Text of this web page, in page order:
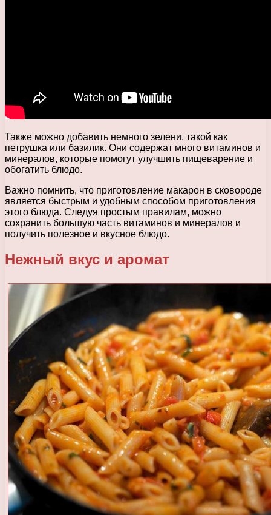
Также можно добавить немного зелени, такой как
петрушка или базилик. Они содержат много витаминов и
минералов, которые помогут улучшить пищеварение и
обогатить блюдо.
Важно помнить, что приготовление макарон в сковороде
является быстрым и удобным способом приготовления
этого блюда. Следуя простым правилам, можно
сохранить большую часть витаминов и минералов и
получить полезное и вкусное блюдо.
Нежный вкус и аромат